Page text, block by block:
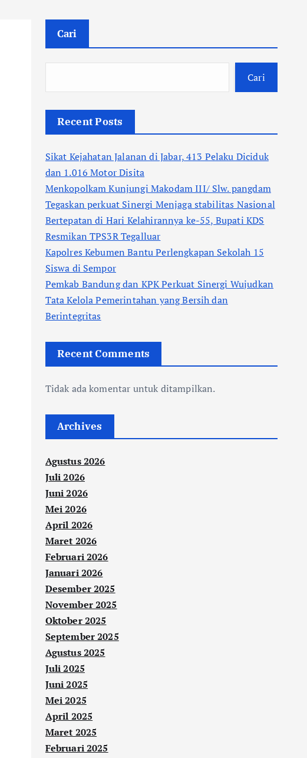
Cari
Cari
Recent Posts
Sikat Kejahatan Jalanan di Jabar, 413 Pelaku Diciduk
dan 1.016 Motor Disita
Menkopolkam Kunjungi Makodam III/ Slw. pangdam
Tegaskan perkuat Sinergi Menjaga stabilitas Nasional
Bertepatan di Hari Kelahirannya ke-55, Bupati KDS
Resmikan TPS3R Tegalluar
Kapolres Kebumen Bantu Perlengkapan Sekolah 15
Siswa di Sempor
Pemkab Bandung dan KPK Perkuat Sinergi Wujudkan
Tata Kelola Pemerintahan yang Bersih dan
Berintegritas
Recent Comments
Tidak ada komentar untuk ditampilkan.
Archives
Agustus 2026
Juli 2026
Juni 2026
Mei 2026
April 2026
Maret 2026
Februari 2026
Januari 2026
Desember 2025
November 2025
Oktober 2025
September 2025
Agustus 2025
Juli 2025
Juni 2025
Mei 2025
April 2025
Maret 2025
Februari 2025